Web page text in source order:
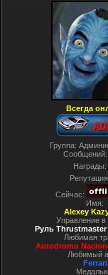
Всегда
Группа:
Сообщений:
Награды:
Сейчас:
Имя:
Alexey
Управление в
Руль Thrustmaster
Любимая
Autodromo
Любимый
Ferrari